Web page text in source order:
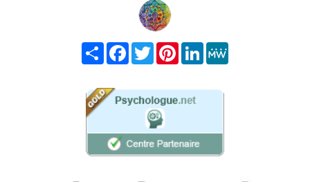
Share FacebookTwitterPinterest
LinkedIn